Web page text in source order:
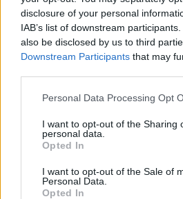
disclosure of your personal
IAB’s list of downstream
also be disclosed by us to third
Downstream Participants that may
Please note that this website/app
not limited to your visit or usage
grant or deny consent to Google
use your data for below specified
consent section.
Personal Data Processing Opt
I want to opt-out of the Sharing
personal data.
Opted In
I want to opt-out of the Sale of
Personal Data.
Opted In
Fotó: Szécsi István / Velvet
Jön még